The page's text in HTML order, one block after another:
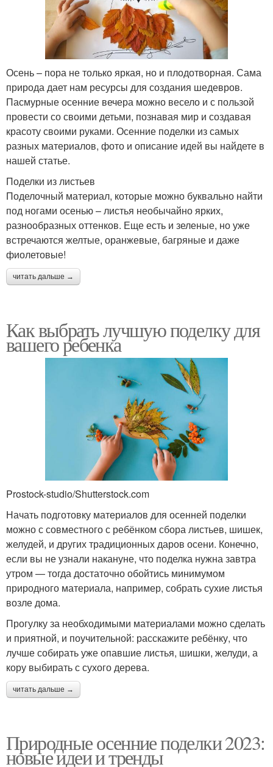
Осень – пора не только яркая, но и плодотворная. Сама
природа дает нам ресурсы для создания шедевров.
Пасмурные осенние вечера можно весело и с пользой
провести со своими детьми, познавая мир и создавая
красоту своими руками. Осенние поделки из самых
разных материалов, фото и описание идей вы найдете в
нашей статье.
Поделки из листьев
Поделочный материал, которые можно буквально найти
под ногами осенью – листья необычайно ярких,
разнообразных оттенков. Еще есть и зеленые, но уже
встречаются желтые, оранжевые, багряные и даже
фиолетовые!
читать дальше →
Как выбрать лучшую поделку для
вашего ребенка
Prostock-studio/Shutterstock.com
Начать подготовку материалов для осенней поделки
можно с совместного с ребёнком сбора листьев, шишек,
желудей, и других традиционных даров осени. Конечно,
если вы не узнали накануне, что поделка нужна завтра
утром — тогда достаточно обойтись минимумом
природного материала, например, собрать сухие листья
возле дома.
Прогулку за необходимыми материалами можно сделать
и приятной, и поучительной: расскажите ребёнку, что
лучше собирать уже опавшие листья, шишки, желуди, а
кору выбирать с сухого дерева.
читать дальше →
Природные осенние поделки 2023:
новые идеи и тренды